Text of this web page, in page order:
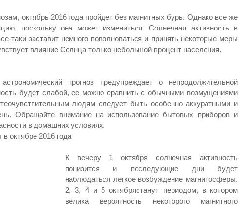
октябрь 2016 года пройдет без магнитных бурь. Однако все же
поскольку она может измениться. Солнечная активность в
таки заставит немного поволноваться и принять некоторые меры
влияние Солнца только небольшой процент населения.
прогноз предупреждает о непродолжительной
будет слабой, ее можно сравнить с обычными возмущениями
людям следует быть особенно аккуратными и
Обращайте внимание на использование бытовых приборов и
в домашних условиях.
октябре 2016 года
К вечеру 1 октября солнечная активность
понизится и последующие дни будет
наблюдаться легкое возбуждение магнитосферы.
2, 3, 4 и 5 октябрястанут периодом, в котором
велика вероятность некоторого магнитного